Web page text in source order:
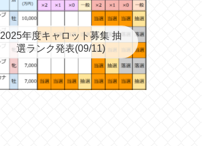
2025年度キャロット募集 抽
選ランク発表(09/11)